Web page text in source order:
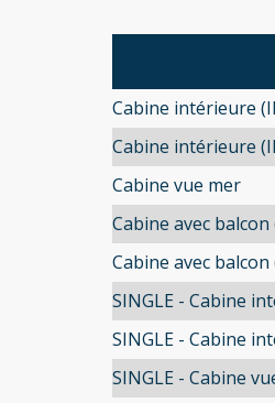
Cabine intérieure
Cabine intérieure
Cabine vue mer
Cabine avec balcon
Cabine avec balcon
SINGLE - Cabine
SINGLE - Cabine
SINGLE - Cabine